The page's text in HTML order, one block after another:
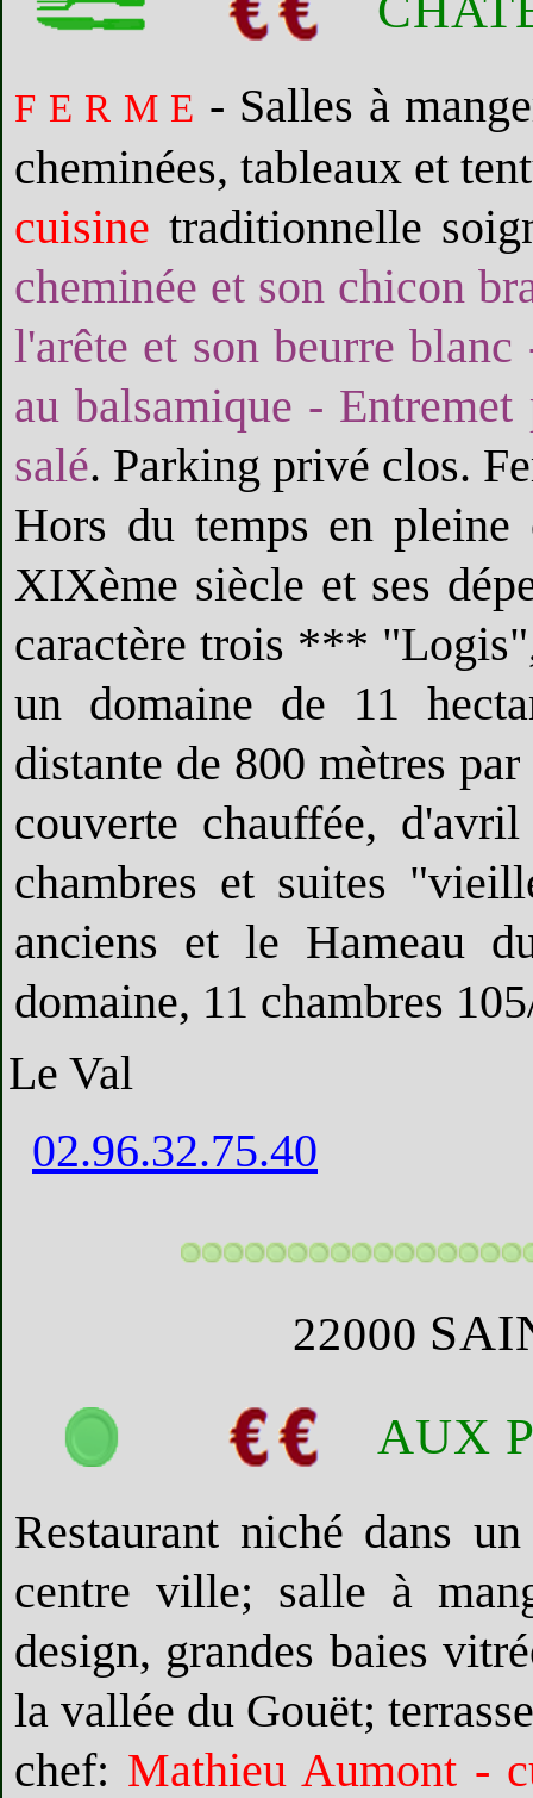
F E R M E - Salles à
cheminées, tableaux et
cuisine traditionnelle
cheminée et son chicon
l'arête et son beurre
au balsamique -
salé. Parking privé clos.
Hors du temps en
XIXème siècle et ses
caractère trois ***
un domaine de 11
distante de 800 mètres
couverte chauffée,
chambres et suites
anciens et le Hameau
domaine, 11 chambres
Le Val
02.96.32.75.40
22000
AUX
Restaurant niché dans
centre ville; salle à
design, grandes baies
la vallée du Gouët;
chef: Mathieu Aumont -